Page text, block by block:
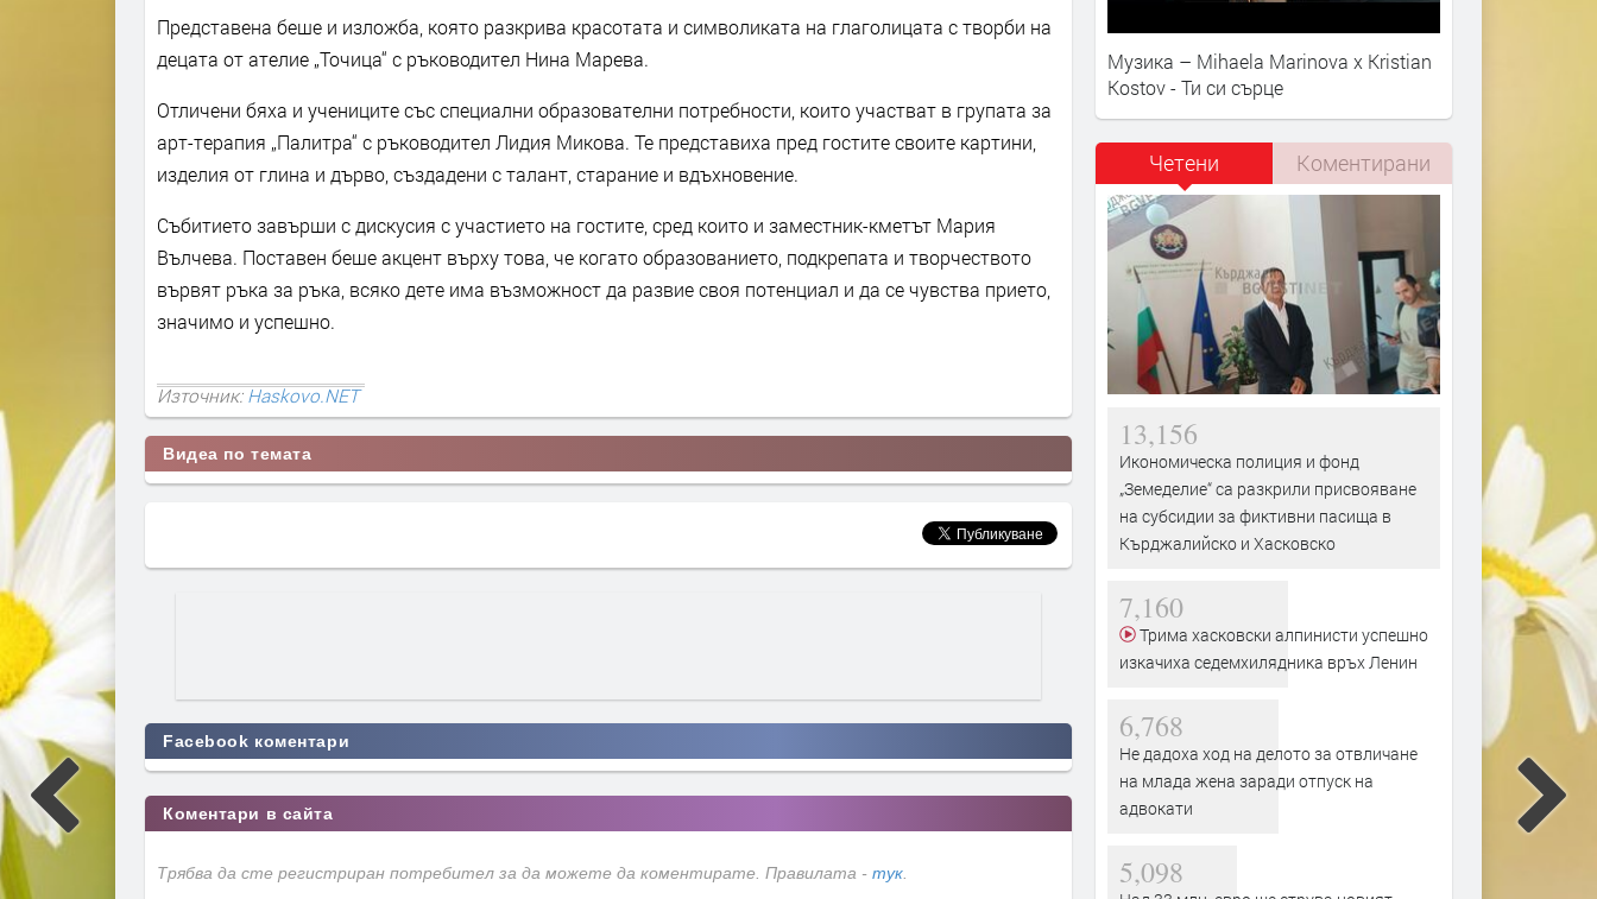
Представена беше и изложба, която разкрива красотата и символиката на глаголицата с творби на
децата от ателие „Точица“ с ръководител Нина Марева.
Отличени бяха и учениците със специални образователни потребности, които участват в групата за
арт-терапия „Палитра“ с ръководител Лидия Микова. Те представиха пред гостите своите картини,
изделия от глина и дърво, създадени с талант, старание и вдъхновение.
Събитието завърши с дискусия с участието на гостите, сред които и заместник-кметът Мария
Вълчева. Поставен беше акцент върху това, че когато образованието, подкрепата и творчеството
вървят ръка за ръка, всяко дете има възможност да развие своя потенциал и да се чувства прието,
значимо и успешно.
Източник:Haskovo.NET
Видеа по темата
Facebook коментари
Коментари в сайта
Трябва да сте регистриран потребител за да можете да коментирате. Правилата - тук.
Музика – Mihaela Marinova x Kristian
Kostov - Ти си сърце
Четени Коментирани
13,156
Икономическа полиция и фонд
„Земеделие“ са разкрили присвояване
на субсидии за фиктивни пасища в
Кърджалийско и Хасковско
7,160
Трима хасковски алпинисти успешно
изкачиха седемхилядника връх Ленин
6,768
Не дадоха ход на делото за отвличане
на млада жена заради отпуск на
адвокати
5,098